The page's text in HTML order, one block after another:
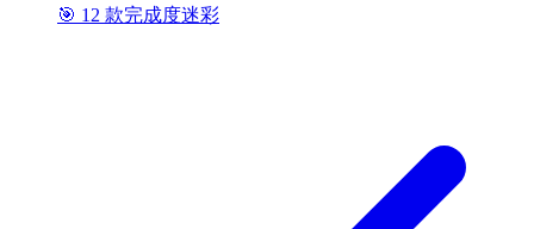
🎯 12 款完成度迷彩